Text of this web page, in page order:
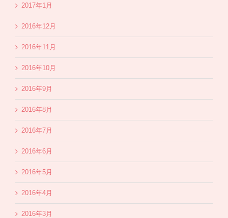
2017年1月
2016年12月
2016年11月
2016年10月
2016年9月
2016年8月
2016年7月
2016年6月
2016年5月
2016年4月
2016年3月